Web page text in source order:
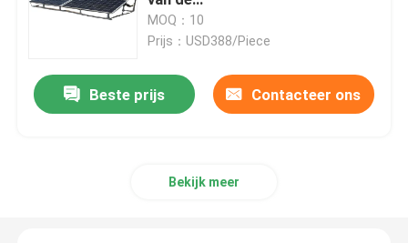
Het Lithiumbatterij van de huisomschakelaar
Het Lithium Ion Battery van het machtshulpmiddel
Zonnepaneelomschakelaar
MOQ：10
Prijs：USD388/Piece
Beste prijs Contacteer ons
Bekijk meer